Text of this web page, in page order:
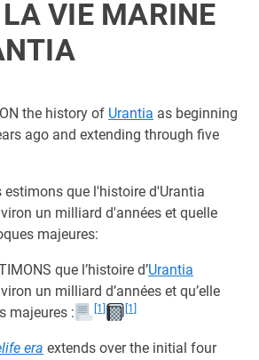
LA VIE MARINE
the history of Urantia as beginning
ago and extending through five
estimons que l'histoire d'Urantia
un milliard d'années et quelle
majeures:
que l’histoire d’Urantia
un milliard d’années et qu’elle
majeures :
[1] [1]
era extends over the initial four